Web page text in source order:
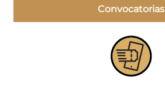
Convocatorias